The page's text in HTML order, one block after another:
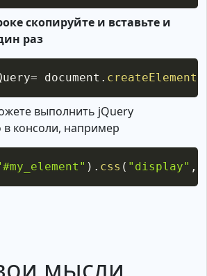
скопируйте и вставьте и
раз
= document . createElement
выполнить jQuery
в консоли, например
) . css ( "display" ,
Copy
мысли